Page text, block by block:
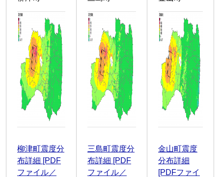
柳津町震度分
布詳細 [PDF
ファイル／
三島町震度分
布詳細 [PDF
ファイル／
金山町震度
分布詳細
[PDFファイ